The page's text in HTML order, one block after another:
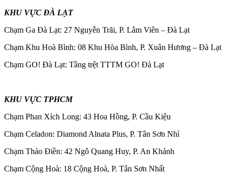
KHU VỰC ĐÀ LẠT
Chạm Ga Đà Lạt: 27 Nguyễn Trãi, P. Lâm Viên – Đà Lạt
Chạm Khu Hoà Bình: 08 Khu Hòa Bình, P. Xuân Hương – Đà Lạt
Chạm GO! Đà Lạt: Tầng trệt TTTM GO! Đà Lạt
KHU VỰC TPHCM
Chạm Phan Xích Long: 43 Hoa Hồng, P. Cầu Kiệu
Chạm Celadon: Diamond Alnata Plus, P. Tân Sơn Nhì
Chạm Thảo Điền: 42 Ngô Quang Huy, P. An Khánh
Chạm Cộng Hoà: 18 Cộng Hoà, P. Tân Sơn Nhất